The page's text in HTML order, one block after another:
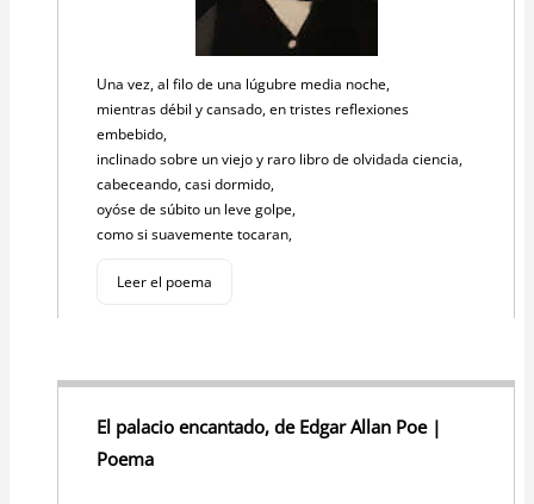
Una vez, al filo de una lúgubre media noche,
mientras débil y cansado, en tristes reflexiones
embebido,
inclinado sobre un viejo y raro libro de olvidada ciencia,
cabeceando, casi dormido,
oyóse de súbito un leve golpe,
como si suavemente tocaran,
Leer el poema
El palacio encantado, de Edgar Allan Poe |
Poema